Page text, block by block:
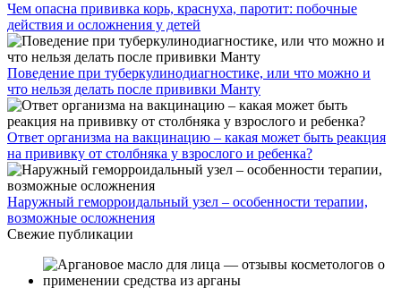
Чем опасна прививка корь, краснуха, паротит: побочные
действия и осложнения у детей
Поведение при туберкулинодиагностике, или что можно и
что нельзя делать после прививки Манту
Ответ организма на вакцинацию – какая может быть реакция
на прививку от столбняка у взрослого и ребенка?
Наружный геморроидальный узел – особенности терапии,
возможные осложнения
Свежие публикации